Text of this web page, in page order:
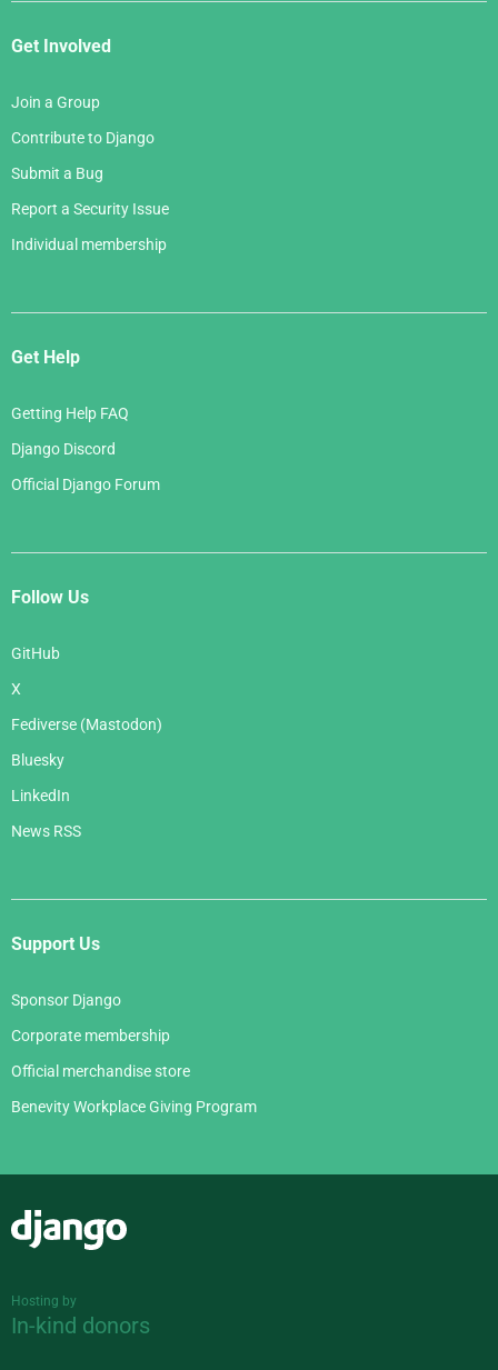
Get Involved
Join a Group
Contribute to Django
Submit a Bug
Report a Security Issue
Individual membership
Get Help
Getting Help FAQ
Django Discord
Official Django Forum
Follow Us
GitHub
X
Fediverse (Mastodon)
Bluesky
LinkedIn
News RSS
Support Us
Sponsor Django
Corporate membership
Official merchandise store
Benevity Workplace Giving Program
Hosting by
In-kind donors